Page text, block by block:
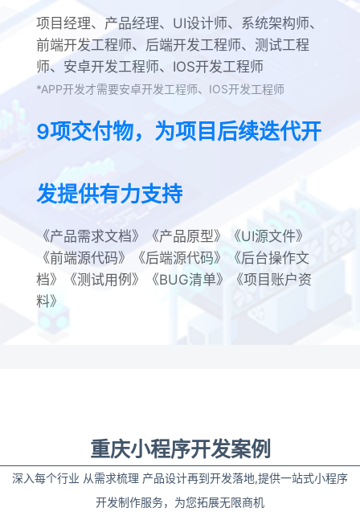
项目经理、产品经理、UI设计师、系统架构师、
前端开发工程师、后端开发工程师、测试工程
师、安卓开发工程师、IOS开发工程师
*APP开发才需要安卓开发工程师、IOS开发工程师
9项交付物，为项目后续迭代开
发提供有力支持
《产品需求文档》《产品原型》《UI源文件》
《前端源代码》《后端源代码》《后台操作文
档》《测试用例》《BUG清单》《项目账户资
料》
重庆小程序开发案例
深入每个行业 从需求梳理 产品设计再到开发落地,提供一站式小程序
开发制作服务，为您拓展无限商机